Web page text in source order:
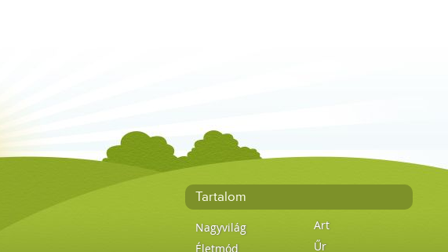
Tartalom
Nagyvilág
Életmód
Art
Űr